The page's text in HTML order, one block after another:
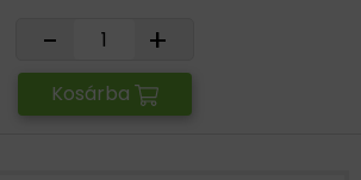
- +
Kosárba